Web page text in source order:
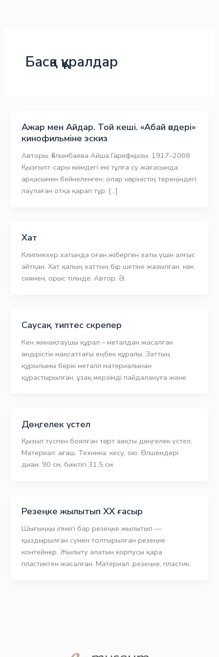
Басқа құралдар
Ажар мен Айдар. Той кеші. «Абай әндері»
кинофильміне эскиз
Авторы: Ғалымбаева Айша Гарифқызы. 1917–2008
Қызғылт-сары киімдегі екі тұлға су жағасында
арқасымен бейнеленген; олар көріністің тереңіндегі
лаулаған отқа қарап тұр, […]
Хат
Клипмехер хатында оған жіберген хаты үшін алғыс
айтқан. Хат қалың хаттың бір шетіне жазылған, көк
сиямен, орыс тілінде. Автор: Ә.
Саусақ типтес скрепер
Кен жинақтаушы құрал – металдан жасалған
өндірістік мақсаттағы еңбек құралы. Заттың
құрылымы берік металл материалынан
құрастырылған, ұзақ мерзімді пайдалануға және
Дөңгелек үстел
Қызыл түспен боялған төрт аяқты дөңгелек үстел.
Материал: ағаш. Техника: кесу, ою. Өлшемдері:
диам. 90 см, биіктігі 31,5 см.
Резеңке жылытып XX ғасыр
Шығыңқы ілмегі бар резеңке жылытып —
қыздырылған сумен толтырылған резеңке
контейнер. Жылыту алатын корпусы қара
пластиктен жасалған. Материал: резеңке, пластик.